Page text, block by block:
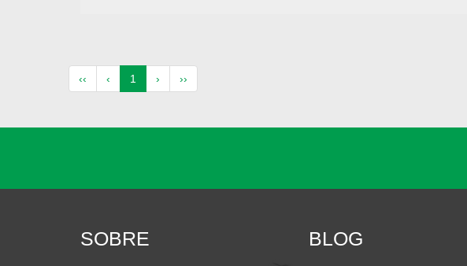
‹‹ ‹ 1 (atual)
› ››
SOBRE BLOG